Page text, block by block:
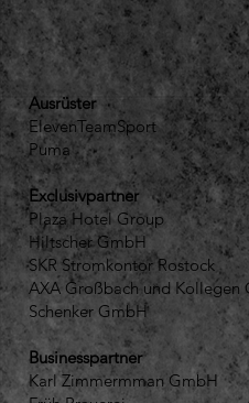
Ausrüster
ElevenTeamSport
Puma
Exclusivpartner
Plaza Hotel Group
Hiltscher GmbH
SKR Stromkontor Rostock
AXA Großbach und Kollegen
Schenker GmbH
Businesspartner
Karl Zimmermman GmbH